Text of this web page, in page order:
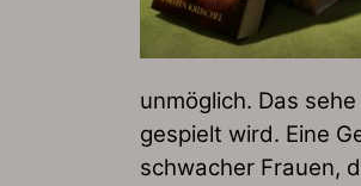
unmöglich. Das
gespielt wird. Eine
schwacher Frauen,